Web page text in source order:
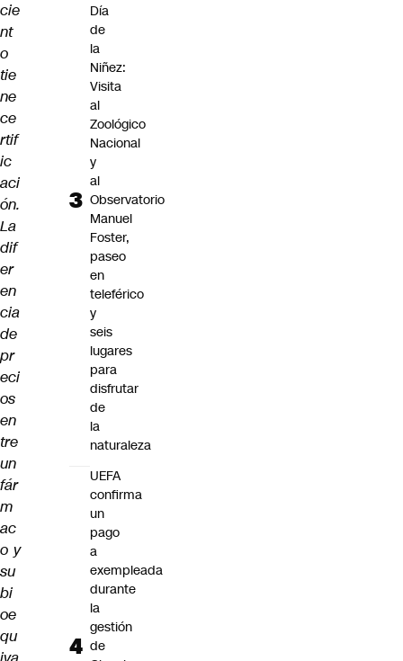
cie
nt
o
tie
ne
ce
rtif
ic
aci
ón.
La
dif
er
en
cia
de
pr
eci
os
en
tre
un
fár
m
ac
o y
su
bi
oe
qu
Día
de
la
Niñez:
Visita
al
Zoológico
Nacional
y
al
Observatorio
Manuel
Foster,
paseo
en
teleférico
y
seis
lugares
para
disfrutar
de
la
naturaleza
UEFA
confirma
un
pago
a
exempleada
durante
la
gestión
de